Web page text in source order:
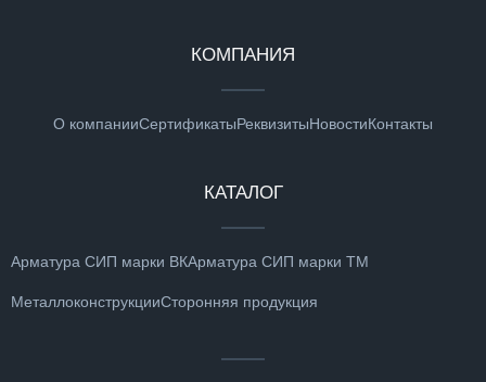
КОМПАНИЯ
О компанииСертификатыРеквизитыНовостиКонтакты
КАТАЛОГ
Арматура СИП марки ВКАрматура СИП марки ТМ
МеталлоконструкцииСторонняя продукция